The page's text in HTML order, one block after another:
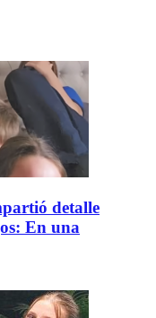
detalle
En una